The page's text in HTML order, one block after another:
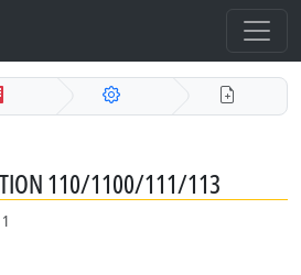
110/1100/111/113
1